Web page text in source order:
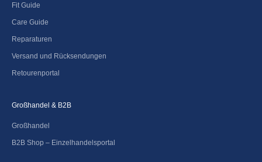
Fit Guide
Care Guide
Reparaturen
Versand und Rücksendungen
Retourenportal
Großhandel & B2B
Großhandel
B2B Shop – Einzelhandelsportal